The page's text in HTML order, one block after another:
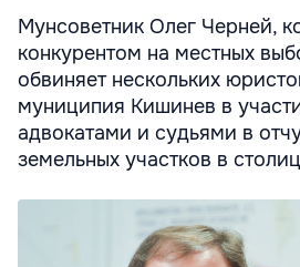
Мунсоветник Олег Черней,
конкурентом на местных
обвиняет нескольких
муниципия Кишинев в
адвокатами и судьями в
земельных участков в